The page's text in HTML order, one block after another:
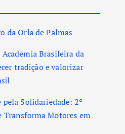
da Orla de Palmas
Academia Brasileira da
tradição e valorizar
pela Solidariedade: 2º
Transforma Motores em